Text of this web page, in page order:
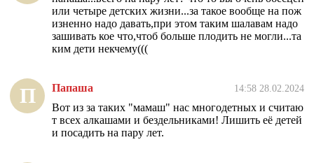
или четыре детских жизни...за такое вообще на пож
изненно надо давать,при этом таким шалавам надо
зашивать кое что,чтоб больше плодить не могли...та
ким дети некчему(((
П Папаша 14:58 28.02.2024
Вот из за таких "мамаш" нас многодетных и считаю
т всех алкашами и бездельниками! Лишить её детей
и посадить на пару лет.